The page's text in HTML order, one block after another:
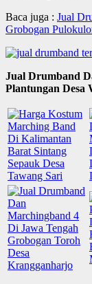
Baca juga : Jual
Grobogan
Jual Drumband
Plantungan Desa